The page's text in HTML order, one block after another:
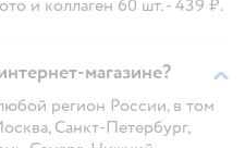
и коллаген 60 шт. - 439 ₽.
магазине?
регион России, в том
Санкт-Петербург,